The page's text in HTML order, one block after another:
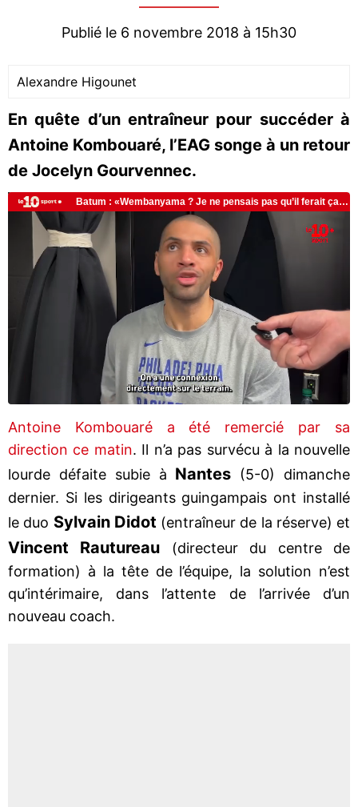
Publié le 6 novembre 2018 à 15h30
Alexandre Higounet
En quête d’un entraîneur pour succéder à
Antoine Kombouaré, l’EAG songe à un retour
de Jocelyn Gourvennec.
Antoine Kombouaré a été remercié par sa
direction ce matin. Il n’a pas survécu à la nouvelle
lourde défaite subie à Nantes (5-0) dimanche
dernier. Si les dirigeants guingampais ont installé
le duo Sylvain Didot (entraîneur de la réserve) et
Vincent Rautureau (directeur du centre de
formation) à la tête de l’équipe, la solution n’est
qu’intérimaire, dans l’attente de l’arrivée d’un
nouveau coach.